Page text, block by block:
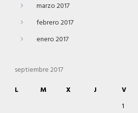
marzo 2017
febrero 2017
enero 2017
septiembre 2017
L
M X J V
1